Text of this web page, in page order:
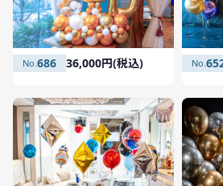
686 36,000円(税込)